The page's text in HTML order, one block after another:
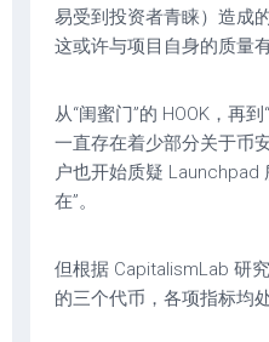
易受到投资者青睐）造成
这或许与项目自身的质量有
从“闺蜜门”的 HOOK，再
一直存在着少部分关于币
户也开始质疑 Launchpad
在”。
但根据 CapitalismLab 研
的三个代币，各项指标均